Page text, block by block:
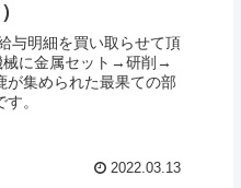
与明細を買い取らせて頂
械に金属セット→研削→
が集められた最果ての部
。
2022.03.13